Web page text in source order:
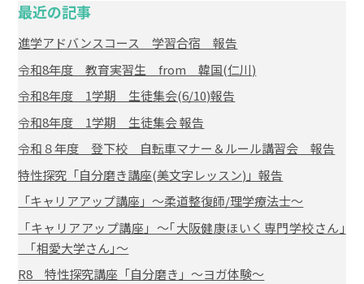
最近の記事
進学アドバンスコース 学習合宿 報告
令和8年度 教育実習生 from 韓国(仁川)
令和8年度 1学期 生徒集会(6/10)報告
令和8年度 1学期 生徒集会 報告
令和８年度 登下校 自転車マナー＆ルール講習会 報告
特性探究「自分磨き講座(美文字レッスン)」報告
「キャリアアップ講座」～柔道整復師/理学療法士～
「キャリアアップ講座」～｢大阪健康ほいく専門学校さん｣
｢相愛大学さん｣～
R8 特性探究講座「自分磨き」～ヨガ体験～